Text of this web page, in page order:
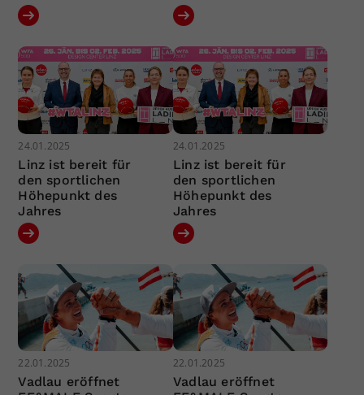
24.01.2025
Linz ist bereit für
den sportlichen
Höhepunkt des
Jahres
24.01.2025
Linz ist bereit für
den sportlichen
Höhepunkt des
Jahres
22.01.2025
Vadlau eröffnet
22.01.2025
Vadlau eröffnet